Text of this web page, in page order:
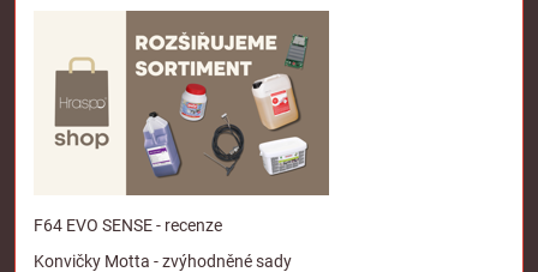
F64 EVO SENSE - recenze
Konvičky Motta - zvýhodněné sady